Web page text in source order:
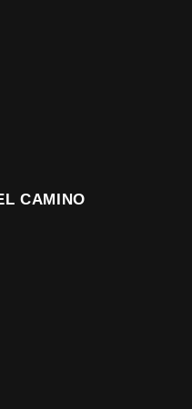
CAMINO